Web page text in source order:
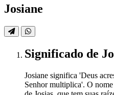
Josiane
Significado de
Josiane significa 'Deus
Senhor multiplica'. O